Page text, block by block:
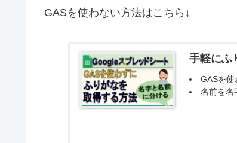
GASを使わない方法はこちら↓
手軽にふ
GASを使
名前を名